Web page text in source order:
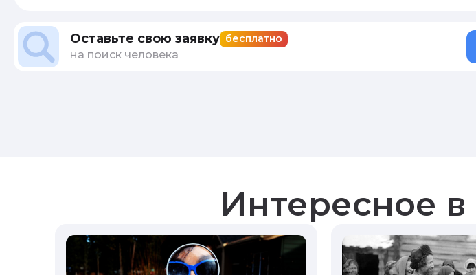
Оставьте свою заявку бесплатно
на поиск человека
Интересное в